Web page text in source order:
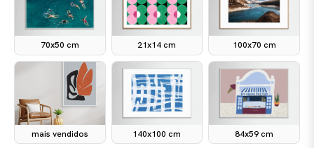
70x50 cm 21x14 cm 100x70 cm
mais vendidos 140x100 cm 84x59 cm